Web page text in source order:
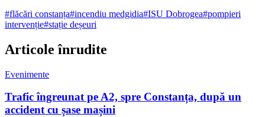
#flăcări constanța#incendiu medgidia#ISU Dobrogea#pompieri
intervenție#stație deșeuri
Articole înrudite
Evenimente
Trafic îngreunat pe A2, spre Constanța, după un
accident cu șase mașini